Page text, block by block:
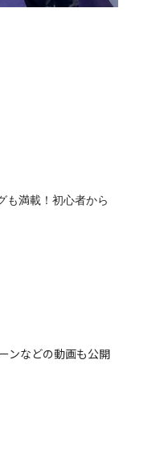
も満載！初心者から
ンなどの動画も公開